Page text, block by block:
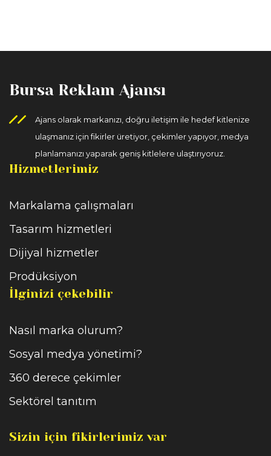
Bursa Reklam Ajansı
Ajans olarak markanızı, doğru iletişim ile hedef kitlenize
ulaşmanız için fikirler üretiyor, çekimler yapıyor, medya
planlamanızı yaparak geniş kitlelere ulaştırıyoruz.
Hizmetlerimiz
Markalama çalışmaları
Tasarım hizmetleri
Dijiyal hizmetler
Prodüksiyon
İlginizi çekebilir
Nasıl marka olurum?
Sosyal medya yönetimi?
360 derece çekimler
Sektörel tanıtım
Sizin için fikirlerimiz var